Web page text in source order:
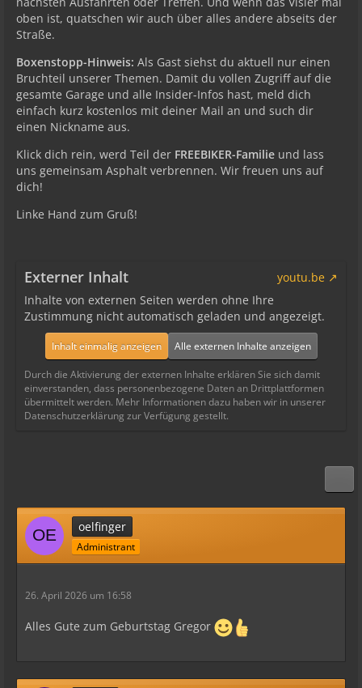
oben ist, quatschen wir auch über alles andere abseits der
Straße.
Boxenstopp-Hinweis: Als Gast siehst du aktuell nur einen
Bruchteil unserer Themen. Damit du vollen Zugriff auf die
gesamte Garage und alle Insider-Infos hast, meld dich
einfach kurz kostenlos mit deiner Mail an und such dir
einen Nickname aus.
Klick dich rein, werd Teil der FREEBIKER-Familie und lass
uns gemeinsam Asphalt verbrennen. Wir freuen uns auf
dich!
Linke Hand zum Gruß!
Externer Inhalt
youtu.be
Inhalte von externen Seiten werden ohne Ihre
Zustimmung nicht automatisch geladen und angezeigt.
Inhalt einmalig anzeigen Alle externen Inhalte anzeigen
Durch die Aktivierung der externen Inhalte erklären Sie sich damit
einverstanden, dass personenbezogene Daten an Drittplattformen
übermittelt werden. Mehr Informationen dazu haben wir in unserer
Datenschutzerklärung zur Verfügung gestellt.
oelfinger
Administrant
26. April 2026 um 16:58
Alles Gute zum Geburtstag Gregor